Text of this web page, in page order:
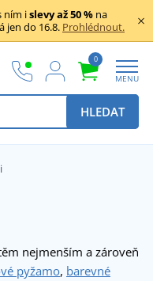
ním islevy až 50 % na
jen do 16.8. Prohlédnout.
0
MENU
HLEDAT
nejmenším a zároveň
pyžamo, barevné